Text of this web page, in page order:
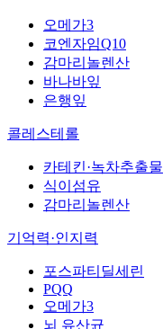
오메가3
코엔자임Q10
감마리놀렌산
바나바잎
은행잎
콜레스테롤
카테킨·녹차추출물
식이섬유
감마리놀렌산
기억력·인지력
포스파티딜세린
PQQ
오메가3
뇌 유산균